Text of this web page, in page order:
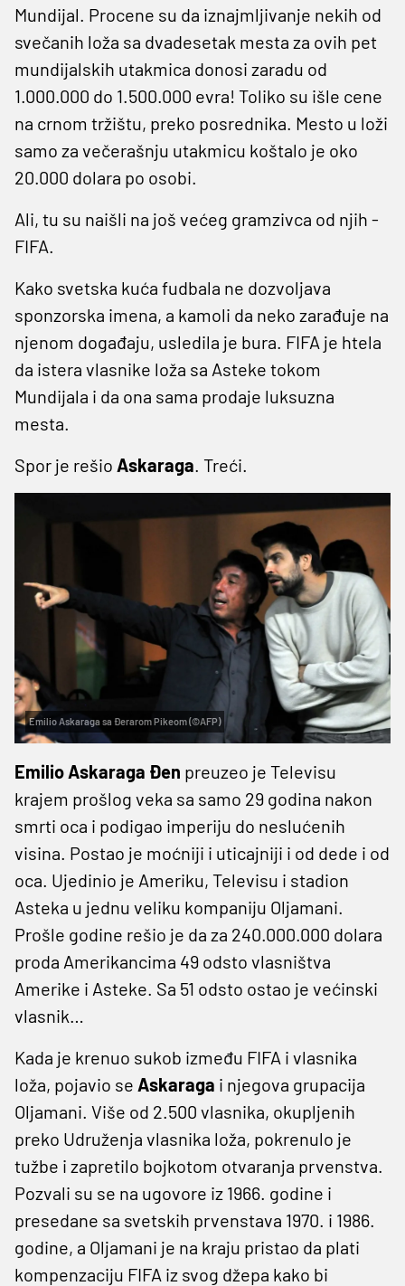
Mundijal. Procene su da iznajmljivanje nekih od
svečanih loža sa dvadesetak mesta za ovih pet
mundijalskih utakmica donosi zaradu od
1.000.000 do 1.500.000 evra! Toliko su išle cene
na crnom tržištu, preko posrednika. Mesto u loži
samo za večerašnju utakmicu koštalo je oko
20.000 dolara po osobi.
Ali, tu su naišli na još većeg gramzivca od njih -
FIFA.
Kako svetska kuća fudbala ne dozvoljava
sponzorska imena, a kamoli da neko zarađuje na
njenom događaju, usledila je bura. FIFA je htela
da istera vlasnike loža sa Asteke tokom
Mundijala i da ona sama prodaje luksuzna
mesta.
Spor je rešio Askaraga. Treći.
Emilio Askaraga sa Đerarom Pikeom (©AFP)
Emilio Askaraga Đen preuzeo je Televisu
krajem prošlog veka sa samo 29 godina nakon
smrti oca i podigao imperiju do neslućenih
visina. Postao je moćniji i uticajniji i od dede i od
oca. Ujedinio je Ameriku, Televisu i stadion
Asteka u jednu veliku kompaniju Oljamani.
Prošle godine rešio je da za 240.000.000 dolara
proda Amerikancima 49 odsto vlasništva
Amerike i Asteke. Sa 51 odsto ostao je većinski
vlasnik…
Kada je krenuo sukob između FIFA i vlasnika
loža, pojavio se Askaraga i njegova grupacija
Oljamani. Više od 2.500 vlasnika, okupljenih
preko Udruženja vlasnika loža, pokrenulo je
tužbe i zapretilo bojkotom otvaranja prvenstva.
Pozvali su se na ugovore iz 1966. godine i
presedane sa svetskih prvenstava 1970. i 1986.
godine, a Oljamani je na kraju pristao da plati
kompenzaciju FIFA iz svog džepa kako bi